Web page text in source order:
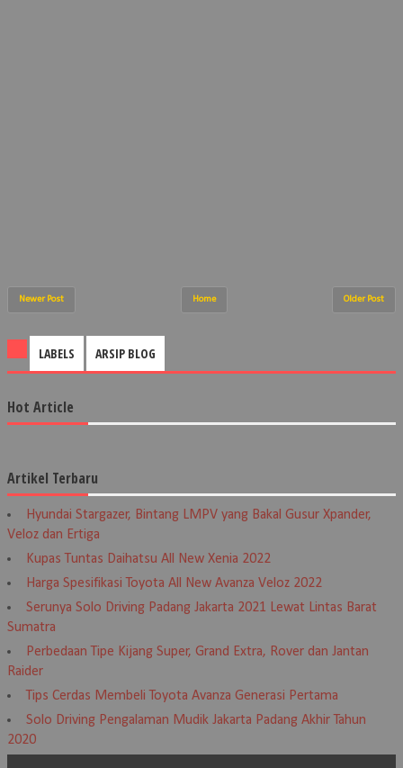
Newer Post Older Post
Home
LABELS ARSIP BLOG
Hot Article
Artikel Terbaru
Hyundai Stargazer, Bintang LMPV yang Bakal Gusur Xpander,
Veloz dan Ertiga
Kupas Tuntas Daihatsu All New Xenia 2022
Harga Spesifikasi Toyota All New Avanza Veloz 2022
Serunya Solo Driving Padang Jakarta 2021 Lewat Lintas Barat
Sumatra
Perbedaan Tipe Kijang Super, Grand Extra, Rover dan Jantan
Raider
Tips Cerdas Membeli Toyota Avanza Generasi Pertama
Solo Driving Pengalaman Mudik Jakarta Padang Akhir Tahun
2020